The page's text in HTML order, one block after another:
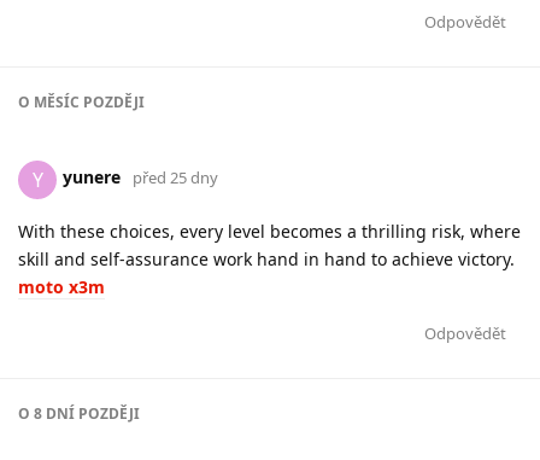
Odpovědět
O MĚSÍC POZDĚJI
Y yunere před 25 dny
With these choices, every level becomes a thrilling risk, where
skill and self-assurance work hand in hand to achieve victory.
moto x3m
Odpovědět
O 8 DNÍ POZDĚJI